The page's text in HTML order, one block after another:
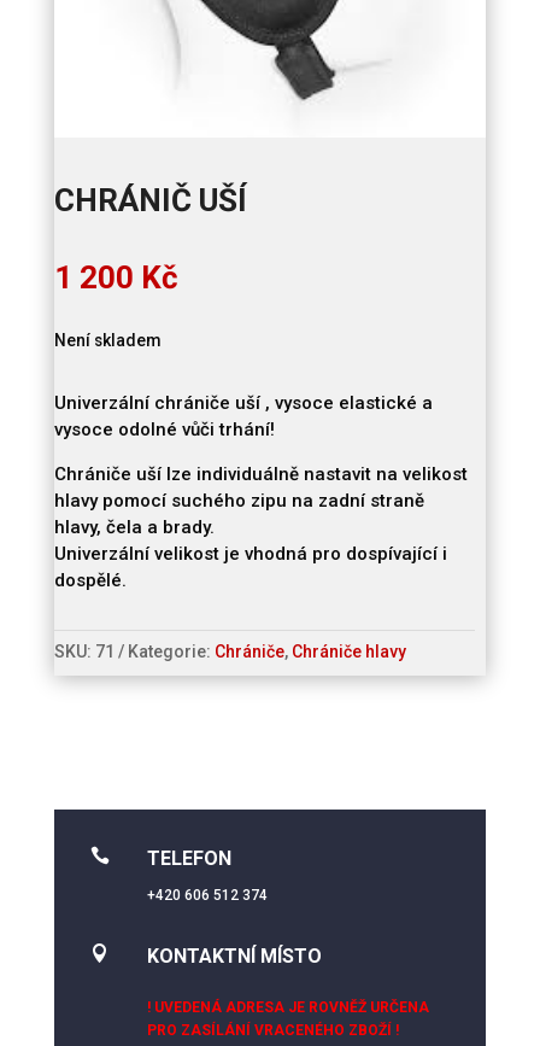
CHRÁNIČ UŠÍ
1 200 Kč
Není skladem
Univerzální chrániče uší , vysoce elastické a
vysoce odolné vůči trhání!
Chrániče uší lze individuálně nastavit na velikost
hlavy pomocí suchého zipu na zadní straně
hlavy, čela a brady.
Univerzální velikost je vhodná pro dospívající i
dospělé.
SKU: 71 Kategorie: Chrániče, Chrániče hlavy
 TELEFON
+420 606 512 374
 KONTAKTNÍ MÍSTO
! UVEDENÁ ADRESA JE ROVNĚŽ URČENA
PRO ZASÍLÁNÍ VRACENÉHO ZBOŽÍ !